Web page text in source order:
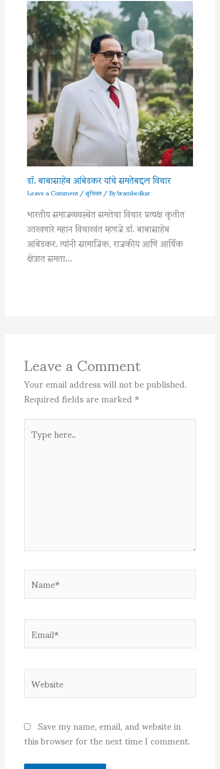
डॉ. बाबासाहेब आंबेडकर यांचे समतेबद्दल विचार
Leave a Comment/सुविचार/ Bybrambedkar
भारतीय समाजव्यवस्थेत समतेचा विचार प्रत्यक्ष कृतीत
उतरवणारे महान विचारवंत म्हणजे डॉ. बाबासाहेब
आंबेडकर. त्यांनी सामाजिक, राजकीय आणि आर्थिक
क्षेत्रात समता…
Leave a Comment
Your email address will not be published.
Required fields are marked*
Type
here..
Name*
Email*
Website
Save my name, email, and website in
this browser for the next time I comment.